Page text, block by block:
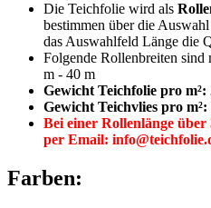
Die Teichfolie wird als
bestimmen über die
das Auswahlfeld Länge die
Folgende Rollenbreiten
m - 40 m
Gewicht Teichfolie pro m²:
Gewicht Teichvlies pro m²:
Bei einer Rollenlänge
per Email:
Farben: